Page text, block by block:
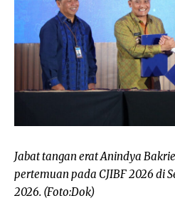
Jabat tangan erat Anindya
pertemuan pada CJIBF 2026 di
2026. (Foto:Dok)